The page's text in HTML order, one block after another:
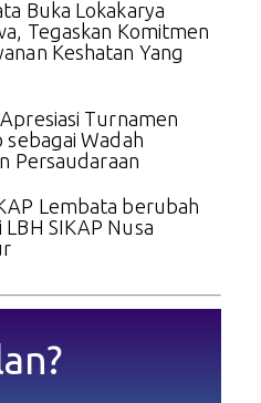
Buka Lokakarya
Tegaskan Komitmen
Keshatan Yang
Turnamen
Wadah
Persaudaraan
Lembata berubah
SIKAP Nusa